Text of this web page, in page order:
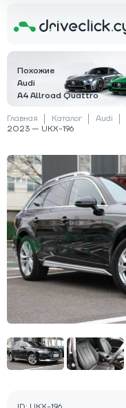
Похожие
Audi
A4 Allroad Quattro
Главная Каталог Audi
2023 — UKX-196